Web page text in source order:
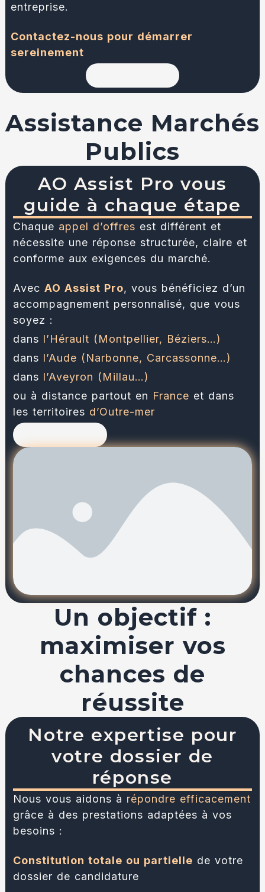
entreprise.
Contactez-nous pour démarrer
sereinement
Assistance Marchés
Publics
AO Assist Pro vous
guide à chaque étape
Chaque appel d’offres est différent et
nécessite une réponse structurée, claire et
conforme aux exigences du marché.
AvecAO Assist Pro, vous bénéficiez d’un
accompagnement personnalisé, que vous
soyez :
dans l’Hérault (Montpellier, Béziers…)
dans l’Aude (Narbonne, Carcassonne…)
dans l’Aveyron (Millau…)
ou à distance partout en France et dans
les territoires d’Outre-mer
Un objectif :
maximiser vos
chances de
réussite
Notre expertise pour
votre dossier de
réponse
Nous vous aidons à répondre efficacement
grâce à des prestations adaptées à vos
besoins :
Constitution totale ou partielle de votre
dossier de candidature